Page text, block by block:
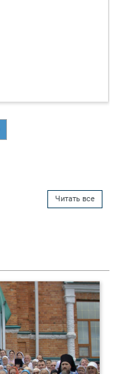
Читать все